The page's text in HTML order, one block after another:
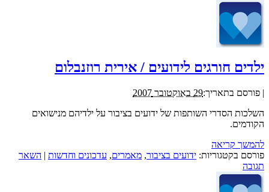
ילדים חורגים לידועים / אירית רוזנבלום
| פורסם בתאריך:29 באוקטובר 2007
השלכות הסדרי השותפות של ידועים בציבור על ילדיהם מנישואים
הקודמים.
להמשך קריאה
פורסם בקטגוריות: ידועים בציבור, מאמרים, עדכונים וחדשות | השאר
תגובה